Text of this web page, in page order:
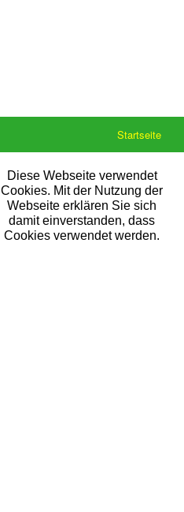
Startseite
Diese Webseite verwendet
Cookies. Mit der Nutzung der
Webseite erklären Sie sich
damit einverstanden, dass
Cookies verwendet werden.